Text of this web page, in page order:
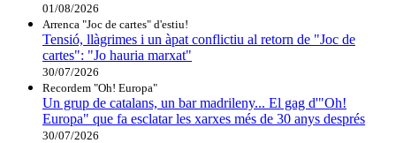
01/08/2026
Arrenca "Joc de cartes" d'estiu!
Tensió, llàgrimes i un àpat conflictiu al retorn de "Joc de
cartes": "Jo hauria marxat"
30/07/2026
Recordem "Oh! Europa"
Un grup de catalans, un bar madrileny... El gag d'"Oh!
Europa" que fa esclatar les xarxes més de 30 anys després
30/07/2026